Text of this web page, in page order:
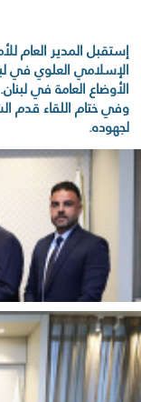
إستقبل المدير العام
الإسلامي العلوي في
الأوضاع العامة في لبنان.
وفي ختام اللقاء قدم
لجهوده.